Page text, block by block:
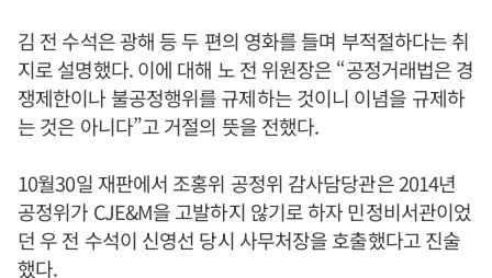
김 전 수석은 광해 등 두 편의 영화를 들며 부적절하다는 취
지로 설명했다. 이에 대해 노 전 위원장은 “공정거래법은 경
쟁제한이나 불공정행위를 규제하는 것이니 이념을 규제하
는 것은 아니다”고 거절의 뜻을 전했다.
10월30일 재판에서 조홍위 공정위 감사담당관은 2014년
공정위가 CJE&M을 고발하지 않기로 하자 민정비서관이었
던 우 전 수석이 신영선 당시 사무처장을 호출했다고 진술
했다.